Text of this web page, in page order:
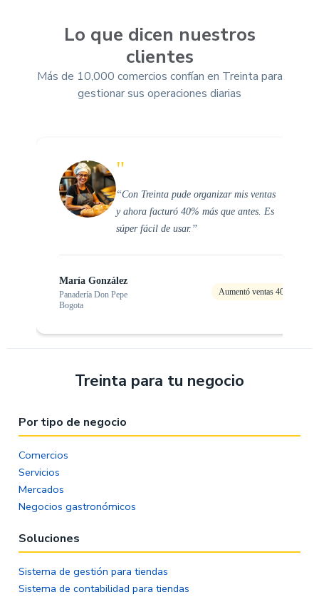
Lo que dicen nuestros
clientes
Más de 10,000 comercios confían en Treinta para
gestionar sus operaciones diarias
"
‘‘Con Treinta pude organizar mis ventas
y ahora facturó 40% más que antes. Es
súper fácil de usar.’’
María González
Panadería Don Pepe
Bogota
Aumentó ventas 40%
Treinta para tu negocio
Por tipo de negocio
Comercios
Servicios
Mercados
Negocios gastronómicos
Soluciones
Sistema de gestión para tiendas
Sistema de contabilidad para tiendas